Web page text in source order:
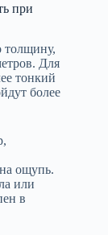
при
толщину,
Для
тонкий
более
ощупь.
или
в